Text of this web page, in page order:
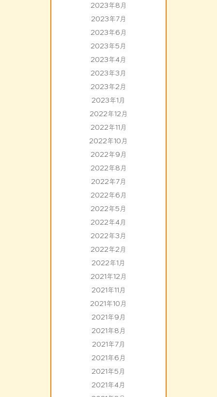
2023年8月
2023年7月
2023年6月
2023年5月
2023年4月
2023年3月
2023年2月
2023年1月
2022年12月
2022年11月
2022年10月
2022年9月
2022年8月
2022年7月
2022年6月
2022年5月
2022年4月
2022年3月
2022年2月
2022年1月
2021年12月
2021年11月
2021年10月
2021年9月
2021年8月
2021年7月
2021年6月
2021年5月
2021年4月